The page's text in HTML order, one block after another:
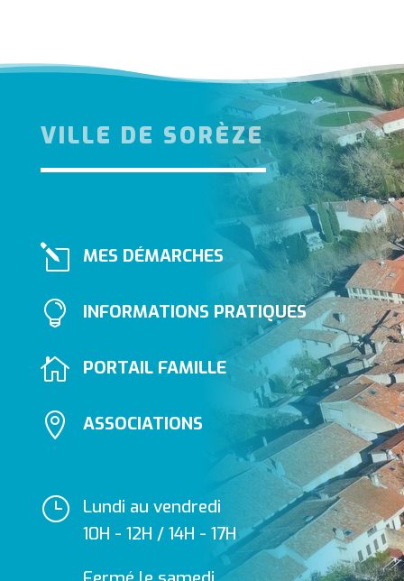
VILLE DE SORÈZE
l MES DÉMARCHES
 INFORMATIONS PRATIQUES
 PORTAIL FAMILLE
 ASSOCIATIONS
}
Lundi au vendredi
10H - 12H / 14H - 17H